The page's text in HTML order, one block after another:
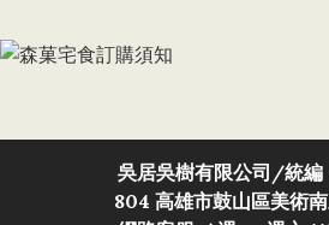
吳居吳樹有限公司/統
804 高雄市鼓山區美術